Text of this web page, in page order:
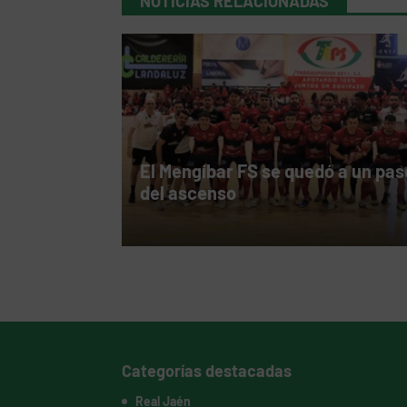
El Mengíbar FS se quedó a un
del ascenso
Categorías destacadas
Real Jaén